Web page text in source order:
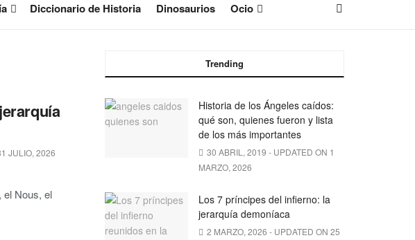
Diccionario de Historia Dinosaurios Ocio
JULIO, 2026
el Nous, el
Trending
Historia de los Ángeles caídos:
qué son, quienes fueron y lista
de los más importantes
30 ABRIL, 2019 - UPDATED ON 1
MARZO, 2026
Los 7 príncipes del infierno: la
jerarquía demoníaca
2 MARZO, 2026 - UPDATED ON 25